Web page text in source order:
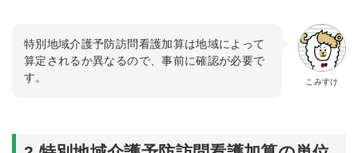
こみすけ
特別地域介護予防訪問看護加算は地域によって
算定されるか異なるので、事前に確認が必要で
す。